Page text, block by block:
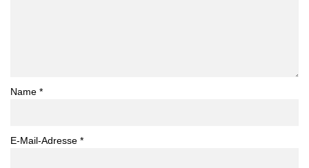
Name *
E-Mail-Adresse *